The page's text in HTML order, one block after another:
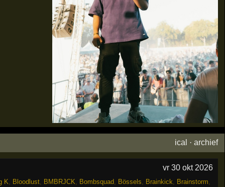
ical ·archief
vr 30 okt 2026
K, Bloodlust, BMBRJCK, Bombsquad, Bössels, Brainkick, Brainstorm,